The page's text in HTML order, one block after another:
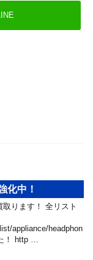
化中！
ります！ 全リスト
appliance/headphon
！ http …